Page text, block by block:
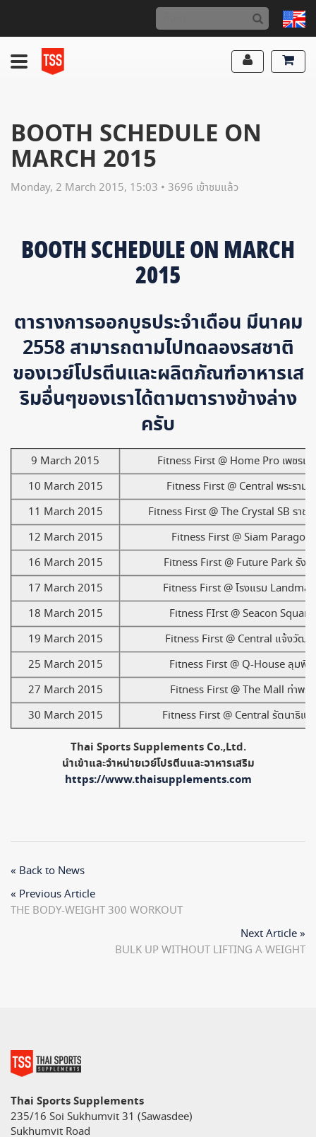
BOOTH SCHEDULE ON
MARCH 2015
Monday, 2 March 2015, 15:03 • 3696 เข้าชมแล้ว
BOOTH SCHEDULE ON MARCH
2015
ตารางการออกบูธประจำเดือน มีนาคม
2558 สามารถตามไปทดลองรสชาติ
ของเวย์โปรตีนและผลิตภัณฑ์อาหารเส
ริมอื่นๆของเราได้ตามตารางข้างล่าง
ครับ
9 March 2015
Fitness First @ Home Pro เพชรเ
10 March 2015
Fitness First @ Central พระราม 9
11 March 2015
Fitness First @ The Crystal SB ราช
12 March 2015
Fitness First @ Siam Paragon
16 March 2015
Fitness First @ Future Park รัง
17 March 2015
Fitness First @ โรงแรม
18 March 2015
Fitness FIrst @ Seacon Square
19 March 2015
Fitness First @ Central แจ้งวัฒน
25 March 2015
Fitness First @ Q-House ลุมพินี
27 March 2015
Fitness First @ The Mall ท่าพระ
30 March 2015
Fitness First @ Central รัตนาธิเบ
Thai Sports Supplements Co.,Ltd.
นำเข้าและจำหน่ายเวย์โปรตีนและอาหารเสริม
https://www.thaisupplements.com
« Back to News
« Previous Article
THE BODY-WEIGHT 300 WORKOUT
Next Article »
BULK UP WITHOUT LIFTING A WEIGHT
Thai Sports Supplements
235/16 Soi Sukhumvit 31 (Sawasdee)
Sukhumvit Road